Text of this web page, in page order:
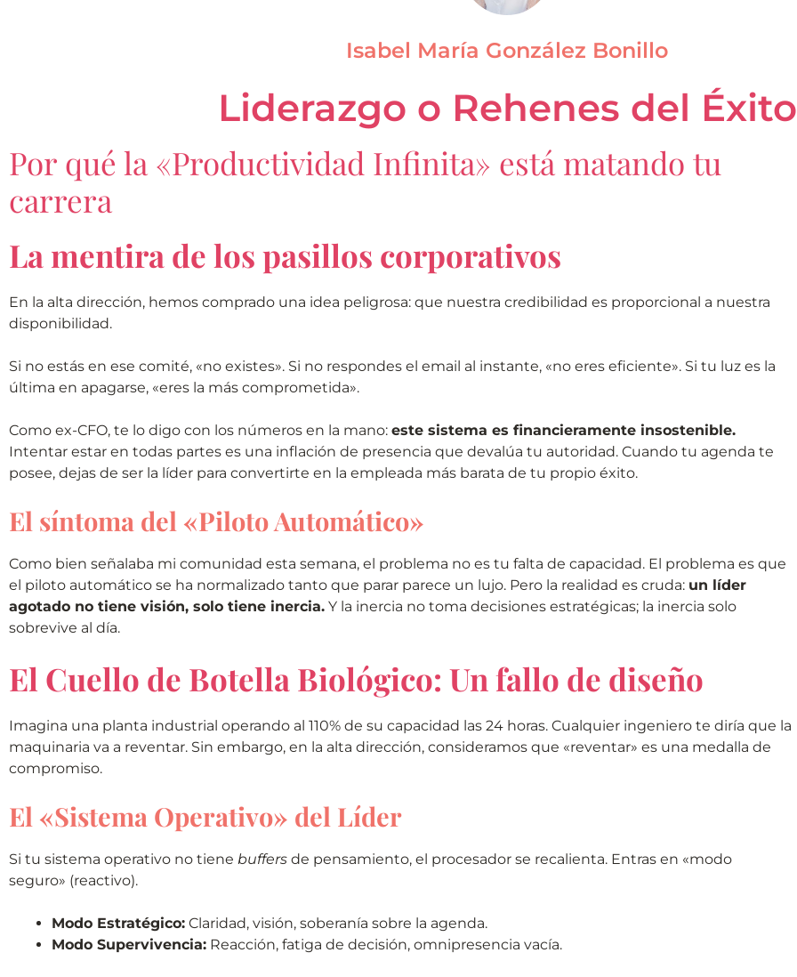
Isabel María González Bonillo
Liderazgo o Rehenes del Éxito
Por qué la «Productividad Infinita» está matando tu
carrera
La mentira de los pasillos corporativos
En la alta dirección, hemos comprado una idea peligrosa: que nuestra credibilidad es proporcional a nuestra
disponibilidad.
Si no estás en ese comité, «no existes». Si no respondes el email al instante, «no eres eficiente». Si tu luz es la
última en apagarse, «eres la más comprometida».
Como ex-CFO, te lo digo con los números en la mano: este sistema es financieramente insostenible.
Intentar estar en todas partes es una inflación de presencia que devalúa tu autoridad. Cuando tu agenda te
posee, dejas de ser la líder para convertirte en la empleada más barata de tu propio éxito.
El síntoma del «Piloto Automático»
Como bien señalaba mi comunidad esta semana, el problema no es tu falta de capacidad. El problema es que
el piloto automático se ha normalizado tanto que parar parece un lujo. Pero la realidad es cruda: un líder
agotado no tiene visión, solo tiene inercia. Y la inercia no toma decisiones estratégicas; la inercia solo
sobrevive al día.
El Cuello de Botella Biológico: Un fallo de diseño
Imagina una planta industrial operando al 110% de su capacidad las 24 horas. Cualquier ingeniero te diría que la
maquinaria va a reventar. Sin embargo, en la alta dirección, consideramos que «reventar» es una medalla de
compromiso.
El «Sistema Operativo» del Líder
Si tu sistema operativo no tiene buffers de pensamiento, el procesador se recalienta. Entras en «modo
seguro» (reactivo).
Modo Estratégico: Claridad, visión, soberanía sobre la agenda.
Modo Supervivencia: Reacción, fatiga de decisión, omnipresencia vacía.